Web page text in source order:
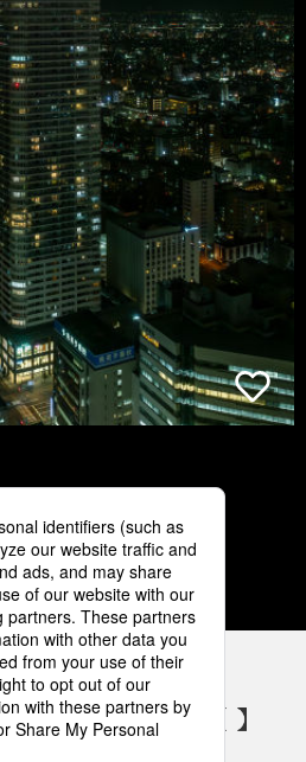
3 4 5
気設備 SNSアカウント